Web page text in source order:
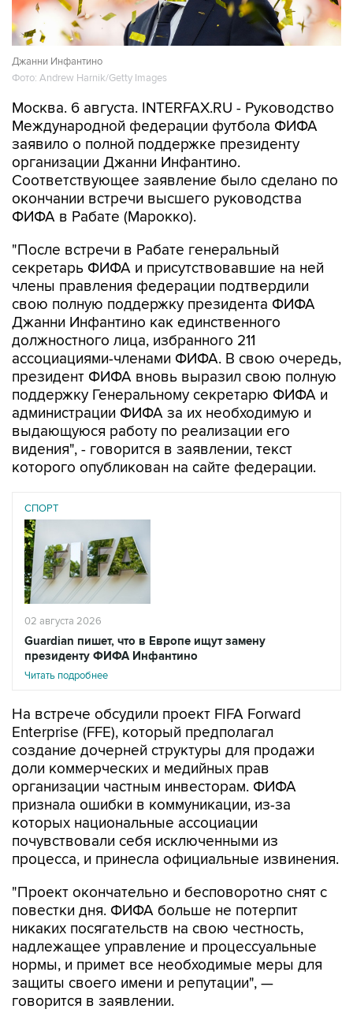
Джанни Инфантино
Фото: Andrew Harnik/Getty Images
Москва. 6 августа. INTERFAX.RU - Руководство
Международной федерации футбола ФИФА
заявило о полной поддержке президенту
организации Джанни Инфантино.
Соответствующее заявление было сделано по
окончании встречи высшего руководства
ФИФА в Рабате (Марокко).
"После встречи в Рабате генеральный
секретарь ФИФА и присутствовавшие на ней
члены правления федерации подтвердили
свою полную поддержку президента ФИФА
Джанни Инфантино как единственного
должностного лица, избранного 211
ассоциациями-членами ФИФА. В свою очередь,
президент ФИФА вновь выразил свою полную
поддержку Генеральному секретарю ФИФА и
администрации ФИФА за их необходимую и
выдающуюся работу по реализации его
видения", - говорится в заявлении, текст
которого опубликован на сайте федерации.
СПОРТ
02 августа 2026
Guardian пишет, что в Европе ищут замену
президенту ФИФА Инфантино
Читать подробнее
На встрече обсудили проект FIFA Forward
Enterprise (FFE), который предполагал
создание дочерней структуры для продажи
доли коммерческих и медийных прав
организации частным инвесторам. ФИФА
признала ошибки в коммуникации, из-за
которых национальные ассоциации
почувствовали себя исключенными из
процесса, и принесла официальные извинения.
"Проект окончательно и бесповоротно снят с
повестки дня. ФИФА больше не потерпит
никаких посягательств на свою честность,
надлежащее управление и процессуальные
нормы, и примет все необходимые меры для
защиты своего имени и репутации", —
говорится в заявлении.